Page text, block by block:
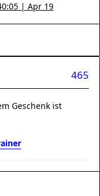
| Apr 19
465
Geschenk ist